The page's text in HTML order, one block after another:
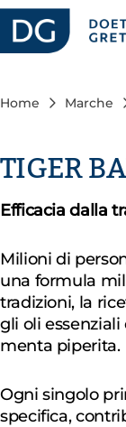
Home Marche
TIGER
Efficacia dalla
Milioni di
una formula
tradizioni, la
gli oli
menta piperita.
Ogni singolo
specifica,